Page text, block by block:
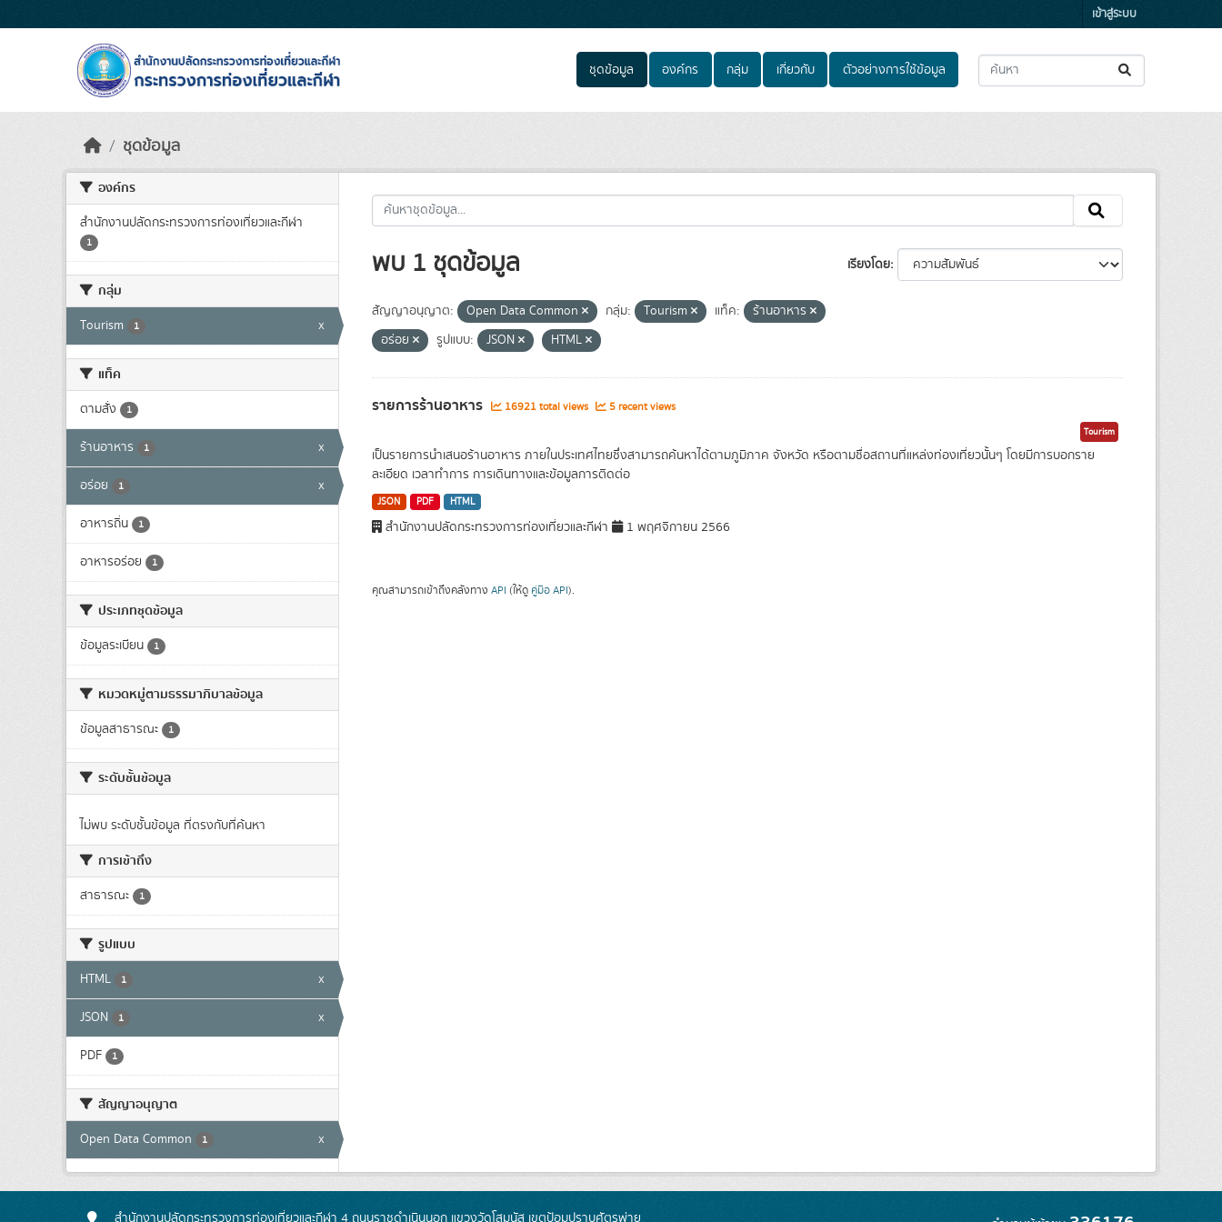
เข้าสู่ระบบ
ชุดข้อมูล องค์กร กลุ่ม เกี่ยวกับ ตัวอย่างการใช้ข้อมูล
ชุดข้อมูล
องค์กร
สำนักงานปลัดกระทรวงการท่องเที่ยวและกีฬา
1
กลุ่ม
Tourism 1 x
แท็ค
ตามสั่ง 1
ร้านอาหาร 1 x
อร่อย 1 x
อาหารถิ่น 1
อาหารอร่อย 1
ประเภทชุดข้อมูล
ข้อมูลระเบียน 1
หมวดหมู่ตามธรรมาภิบาลข้อมูล
ข้อมูลสาธารณะ 1
ระดับชั้นข้อมูล
ไม่พบ ระดับชั้นข้อมูล ที่ตรงกับที่ค้นหา
การเข้าถึง
สาธารณะ 1
รูปแบบ
HTML 1 x
JSON 1 x
PDF 1
สัญญาอนุญาต
Open Data Common 1 x
เรียงโดย
พบ 1 ชุดข้อมูล
สัญญาอนุญาต: Open Data Common กลุ่ม: Tourism แท็ค:
ร้านอาหาร
อร่อย
รูปแบบ: JSON HTML
รายการร้านอาหาร 16921 total views 5 recent views
Tourism
เป็นรายการนำเสนอร้านอาหาร ภายในประเทศไทยซึ่งสามารถค้นหาได้ตามภูมิภาค จังหวัด หรือตามชื่อสถานที่แหล่งท่องเที่ยวนั้นๆ โดยมีการบอกราย
ละเอียด เวลาทำการ การเดินทางและข้อมูลการติดต่อ
JSON PDF HTML
สำนักงานปลัดกระทรวงการท่องเที่ยวและกีฬา 1 พฤศจิกายน 2566
คุณสามารถเข้าถึงคลังทาง API (ให้ดู คู่มือ API).
สำนักงานปลัดกระทรวงการท่องเที่ยวและกีฬา 4 ถนนราชดำเนินนอก แขวงวัดโสมนัส เขตป้อมปราบศัตรูพ่าย